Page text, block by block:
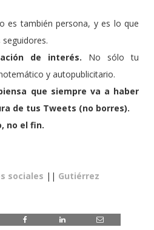
es también persona, y es lo que
de interés. No sólo tu
y autopublicitario.
que siempre va a haber
de tus Tweets (no borres).
no el fin.
sociales || Gutiérrez